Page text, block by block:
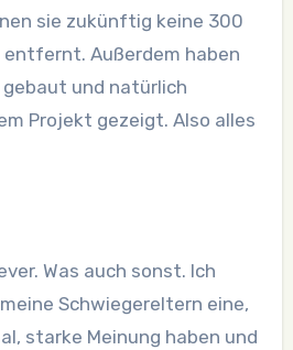
sie zukünftig keine 300
Außerdem haben
gebaut und natürlich
Projekt gezeigt. Also alles
Was auch sonst. Ich
Schwiegereltern eine,
starke Meinung haben und